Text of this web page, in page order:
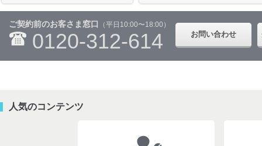
ご契約前のお客さま窓口 （平日10:00〜18:00）
0120-312-614 お問い合わせ
人気のコンテンツ